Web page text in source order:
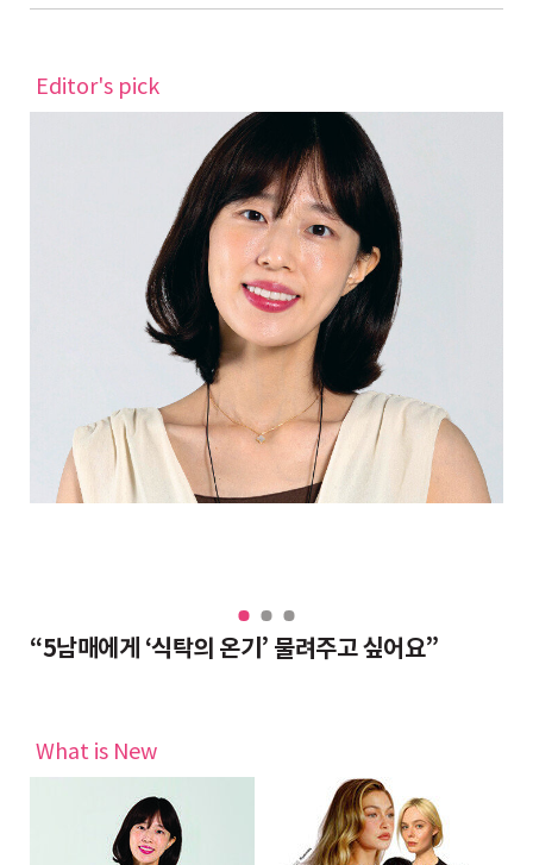
Editor's pick
“5남매에게 ‘식탁의 온기’ 물려주고 싶어요”
What is New